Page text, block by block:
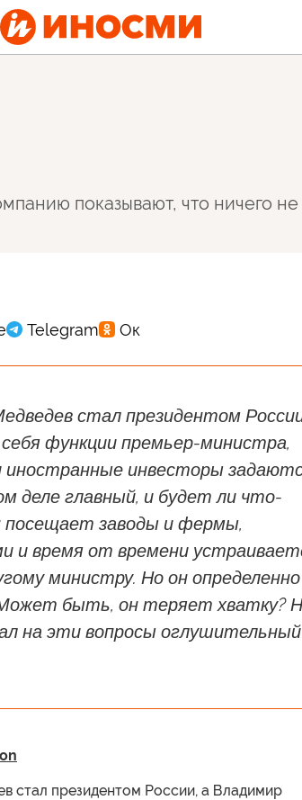
показывают, что ничего
стал президентом
функции премьер-министра,
иностранные инвесторы
деле главный, и будет ли что-
заводы и фермы,
и время от времени
министру. Но он определенно
быть, он теряет хватку?
на эти вопросы оглушительный
стал президентом России, а Владимир